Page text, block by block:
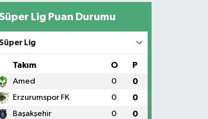
Lig Puan Durumu
Lig
Takım O P
Amed 0 0
Erzurumspor FK 0 0
Başakşehir 0 0